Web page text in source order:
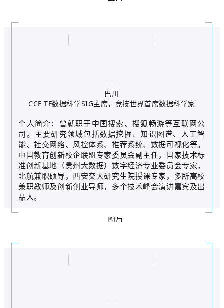
巴川
CCF TF数据科学SIG主席，竞技世界首席数据科学家
个人简介：曾就职于中国搜索、搜狐畅游等互联网公
司。主要研究领域包括数据挖掘、知识图谱、人工智
能、社交网络、风控体系、推荐系统、数据可视化等。
中国教育创新校企联盟专家委员会副主任，国家技术标
准创新基地（贵州大数据）数字经济专业委员会专家，
北航兼职硕导，西安交大研究生院授课专家，多所高校
兼职教师及创新创业导师，多个技术峰会演讲嘉宾及出
品人。